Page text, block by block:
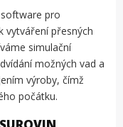
pro
vytváření přesných
simulační
možných vad a
výroby, čímž
počátku.